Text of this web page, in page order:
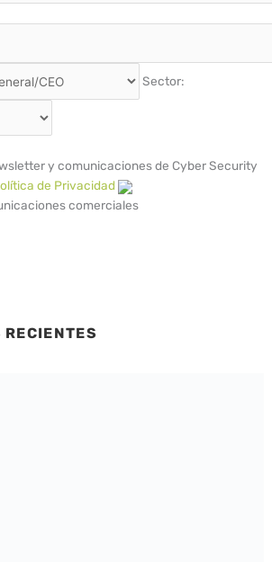
Sector:
y comunicaciones de Cyber Security
de Privacidad
comerciales
RECIENTES